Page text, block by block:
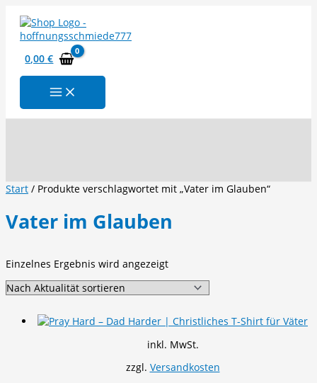
Inhalt
springen
0,00€
Start / Produkte verschlagwortet mit „Vater im Glauben“
Vater im Glauben
Einzelnes Ergebnis wird angezeigt
inkl. MwSt.
zzgl. Versandkosten